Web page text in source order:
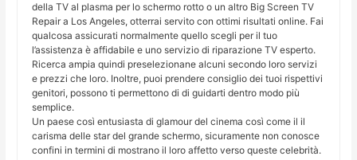
della TV al plasma per lo schermo rotto o un altro Big Screen TV
Repair a Los Angeles, otterrai servito con ottimi risultati online. Fai
qualcosa assicurati normalmente quello scegli per il tuo
l’assistenza è affidabile e uno servizio di riparazione TV esperto.
Ricerca ampia quindi preselezionane alcuni secondo loro servizi
e prezzi che loro. Inoltre, puoi prendere consiglio dei tuoi rispettivi
genitori, possono ti permettono di di guidarti dentro modo più
semplice.
Un paese così entusiasta di glamour del cinema così come il il
carisma delle star del grande schermo, sicuramente non conosce
confini in termini di mostrano il loro affetto verso queste celebrità.